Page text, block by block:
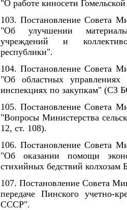
"О работе киносети
103. Постановление Совета
"Об улучшении
учреждений и
республики".
104. Постановление Совета
"Об областных управлениях
инспекциях по закупкам" (СЗ
105. Постановление Совета
"Вопросы Министерства
12, ст. 108).
106. Постановление Совета
"Об оказании помощи
стихийных бедствий колхозам
107. Постановление Совета
передаче Пинского учетно-
СССР".